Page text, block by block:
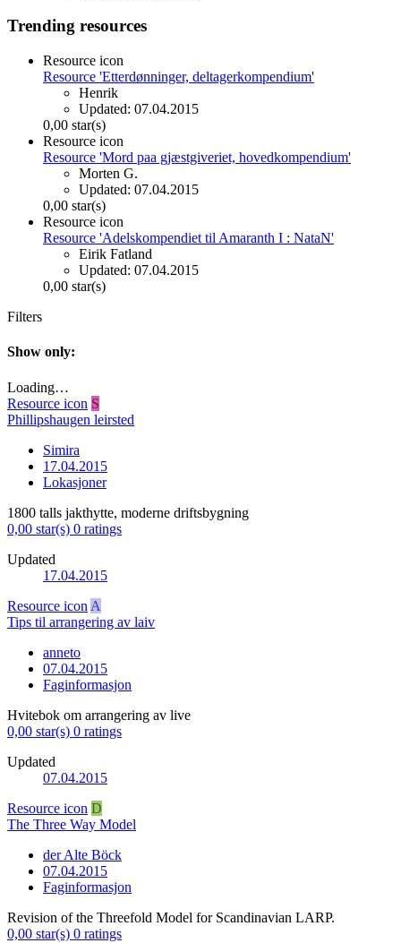
Trending resources
Resource icon
Resource 'Etterdønninger, deltagerkompendium'
Henrik
Updated: 07.04.2015
0,00 star(s)
Resource icon
Resource 'Mord paa gjæstgiveriet, hovedkompendium'
Morten G.
Updated: 07.04.2015
0,00 star(s)
Resource icon
Resource 'Adelskompendiet til Amaranth I : NataN'
Eirik Fatland
Updated: 07.04.2015
0,00 star(s)
Filters
Show only:
Loading…
Resource icon S
Phillipshaugen leirsted
Simira
17.04.2015
Lokasjoner
1800 talls jakthytte, moderne driftsbygning
0,00 star(s) 0 ratings
Updated
17.04.2015
Resource icon A
Tips til arrangering av laiv
anneto
07.04.2015
Faginformasjon
Hvitebok om arrangering av live
0,00 star(s) 0 ratings
Updated
07.04.2015
Resource icon D
The Three Way Model
der Alte Böck
07.04.2015
Faginformasjon
Revision of the Threefold Model for Scandinavian LARP.
0,00 star(s) 0 ratings